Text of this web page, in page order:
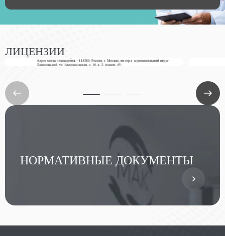
ЛИЦЕНЗИИ
НОРМАТИВНЫЕ ДОКУМЕНТЫ